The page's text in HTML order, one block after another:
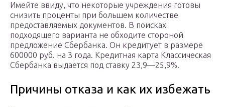
Имейте ввиду, что некоторые учреждения готовы
снизить проценты при большем количестве
предоставляемых документов. В поисках
подходящего варианта не обходите стороной
предложение Сбербанка. Он кредитует в размере
600000 руб. на 3 года. Кредитная карта Классическая
Сбербанка выдается под ставку 23,9—25,9%.
Причины отказа и как их избежать